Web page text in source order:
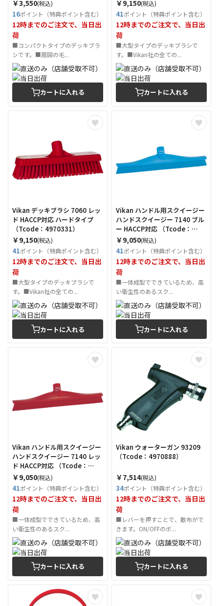
￥3,550(税込)
16ポイント（特典ポイント含む）
12時までのご注文で、当日出
荷
■コンパクトタイプのデッキブラ
シです。■周囲の毛...
カートに入れる
￥9,150(税込)
41ポイント（特典ポイント含む）
12時までのご注文で、当日出
荷
■大型タイプのデッキブラシで
す。■Vikan社の全ての...
カートに入れる
Vikan デッキブラシ 7060 レッ
ド HACCP対応 ハードタイプ
（Tcode：4970331）
￥9,150(税込)
41ポイント（特典ポイント含む）
12時までのご注文で、当日出
荷
■大型タイプのデッキブラシで
す。■Vikan社の全ての...
カートに入れる
Vikan ハンドル用スクイージー
ハンドスクイージー 7140 ブル
ー HACCP対応 （Tcode：
4970462）
￥9,050(税込)
41ポイント（特典ポイント含む）
12時までのご注文で、当日出
荷
■一体成型でできているため、高
い衛生性のあるスク...
カートに入れる
Vikan ハンドル用スクイージー
ハンドスクイージー 7140 レッ
ド HACCP対応 （Tcode：
4970471）
￥9,050(税込)
41ポイント（特典ポイント含む）
12時までのご注文で、当日出
荷
■一体成型でできているため、高
い衛生性のあるスク...
カートに入れる
Vikan ウォーターガン 93209
（Tcode：4970888）
￥7,514(税込)
34ポイント（特典ポイント含む）
12時までのご注文で、当日出
荷
■レバーを押すことで、散布がで
きます。ON/OFFのボ...
カートに入れる